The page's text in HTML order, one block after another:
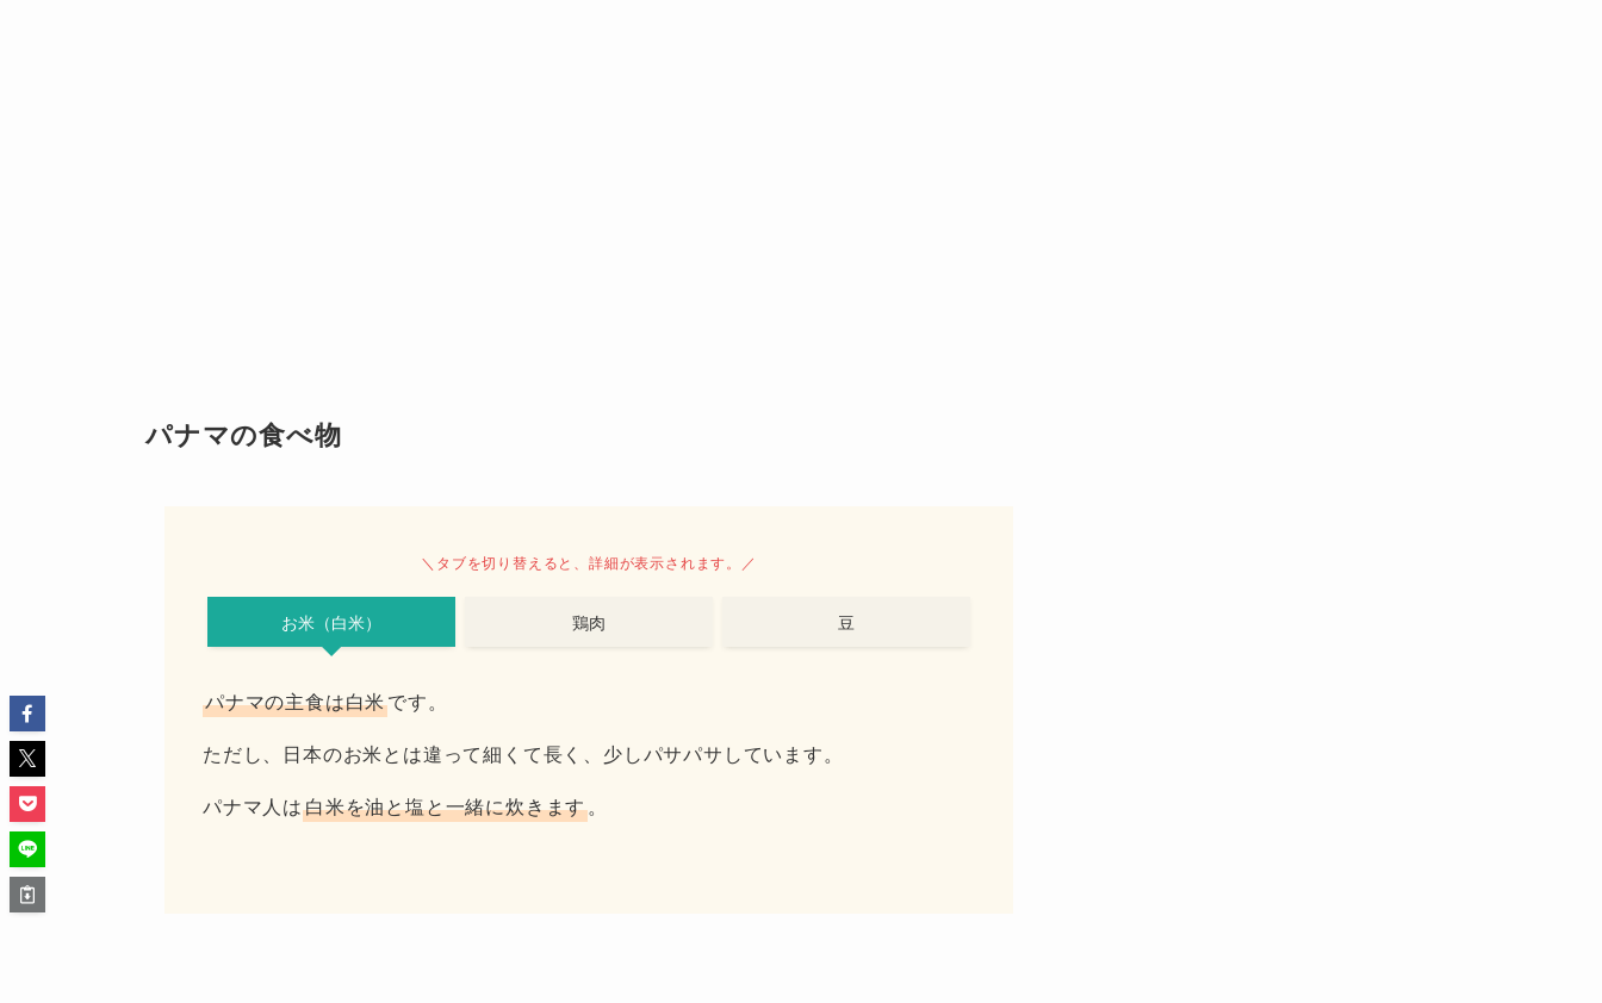
パナマの食べ物
＼タブを切り替えると、詳細が表示されます。／
お米（白米） 鶏肉 豆
パナマの主食は白米です。
ただし、日本のお米とは違って細くて長く、少しパサパサしています。
パナマ人は白米を油と塩と一緒に炊きます。